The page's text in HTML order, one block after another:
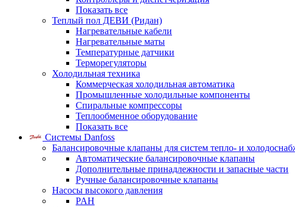
Показать все
Теплый пол ДЕВИ (Ридан)
Нагревательные кабели
Нагревательные маты
Температурные датчики
Терморегуляторы
Холодильная техника
Коммерческая холодильная автоматика
Промышленные холодильные компоненты
Спиральные компрессоры
Теплообменное оборудование
Показать все
Системы Danfoss
Балансировочные клапаны для систем тепло- и
Автоматические балансировочные клапаны
Дополнительные принадлежности и запасные части
Ручные балансировочные клапаны
Насосы высокого давления
PAH